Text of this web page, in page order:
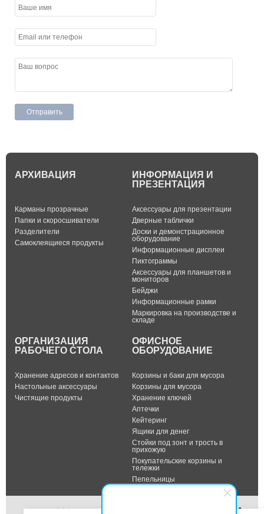
АРХИВАЦИЯ
Карманы прозрачные
Папки и скоросшиватели
Разделители
Самоклеящиеся продукты
ИНФОРМАЦИЯ И
ПРЕЗЕНТАЦИЯ
Аксессуары для презентации
Дверные таблички
Доски и демонстрационное
оборудование
Информационные дисплеи
Пиктограммы
Аксессуары для планшетов и
мониторов
Бейджи
Информационные рамки
Маркировка на производстве и
складе
ОРГАНИЗАЦИЯ
РАБОЧЕГО СТОЛА
Хранение адресов и контактов
Настольные аксессуары
Чистящие продукты
ОФИСНОЕ
ОБОРУДОВАНИЕ
Корзины и баки для мусора
Корзины для мусора
Хранение ключей
Аптечки
Кейтеринг
Ящики для денег
Стойки под зонт и трость в
прихожую
Покупательские корзины и
тележки
Пепельницы